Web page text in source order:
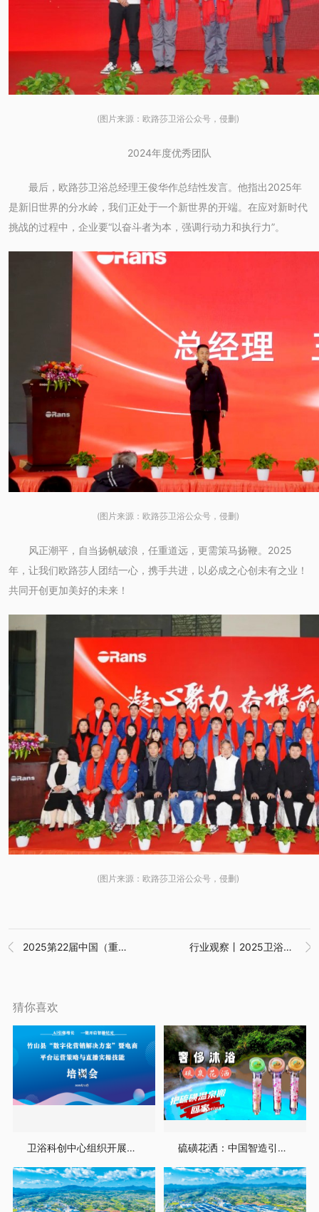
(图片来源：欧路莎卫浴公众号，侵删)
2024年度优秀团队
最后，欧路莎卫浴总经理王俊华作总结性发言。他指出2025年
是新旧世界的分水岭，我们正处于一个新世界的开端。在应对新时代
挑战的过程中，企业要“以奋斗者为本，强调行动力和执行力”。
(图片来源：欧路莎卫浴公众号，侵删)
风正潮平，自当扬帆破浪，任重道远，更需策马扬鞭。2025
年，让我们欧路莎人团结一心，携手共进，以必成之心创未有之业！
共同开创更加美好的未来！
(图片来源：欧路莎卫浴公众号，侵删)
 2025第22届中国（重庆）国际绿色建筑及装饰材料博览会 
行业观察丨2025卫浴行业的八大利好及趋势预判
猜你喜欢
卫浴科创中心组织开展电商培训活动 硫磺花洒：中国智造引领全球绿色沐浴、健康沐浴新时代